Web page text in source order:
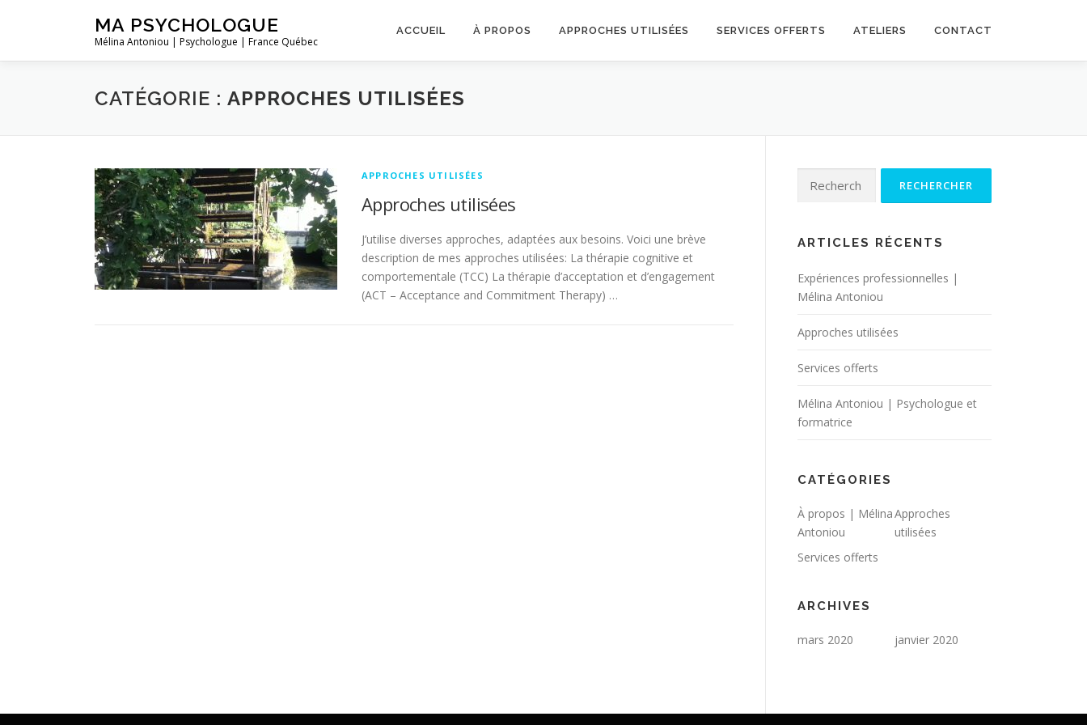
MA PSYCHOLOGUE
Mélina Antoniou | Psychologue | France Québec
ACCUEIL À PROPOS APPROCHES UTILISÉES SERVICES OFFERTS ATELIERS CONTACT
CATÉGORIE : APPROCHES UTILISÉES
APPROCHES UTILISÉES
Approches utilisées
J’utilise diverses approches, adaptées aux besoins. Voici une brève
description de mes approches utilisées: La thérapie cognitive et
comportementale (TCC) La thérapie d’acceptation et d’engagement
(ACT – Acceptance and Commitment Therapy) …
ARTICLES RÉCENTS
Expériences professionnelles |
Mélina Antoniou
Approches utilisées
Services offerts
Mélina Antoniou | Psychologue et
formatrice
CATÉGORIES
À propos | Mélina
Antoniou
Approches
utilisées
Services offerts
ARCHIVES
mars 2020 janvier 2020